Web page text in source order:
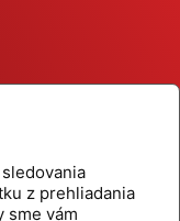
z prehliadania
sme vám